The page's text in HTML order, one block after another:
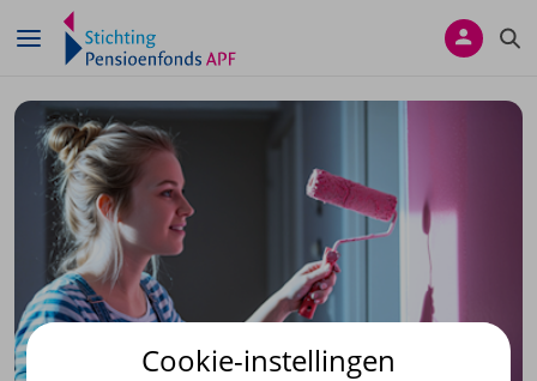
Navigatie overslaan
Cookie-instellingen